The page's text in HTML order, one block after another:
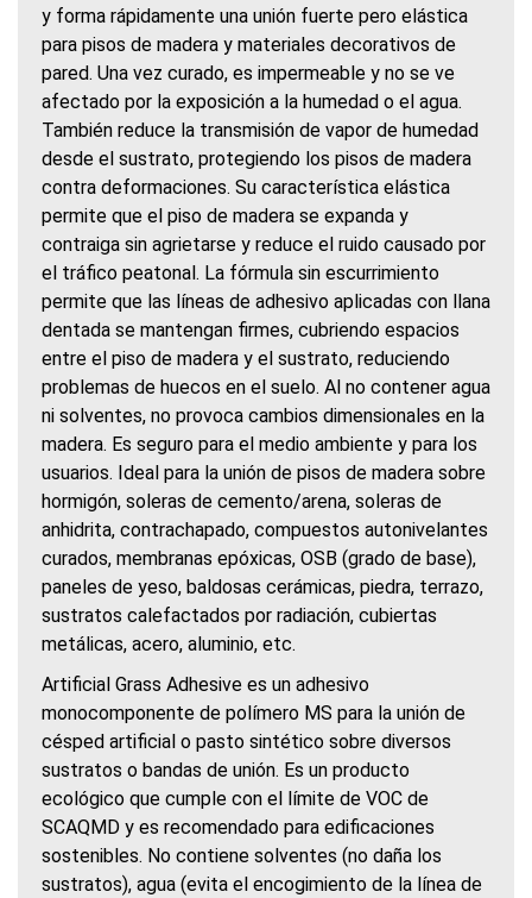
y forma rápidamente una unión fuerte pero elástica
para pisos de madera y materiales decorativos de
pared. Una vez curado, es impermeable y no se ve
afectado por la exposición a la humedad o el agua.
También reduce la transmisión de vapor de humedad
desde el sustrato, protegiendo los pisos de madera
contra deformaciones. Su característica elástica
permite que el piso de madera se expanda y
contraiga sin agrietarse y reduce el ruido causado por
el tráfico peatonal. La fórmula sin escurrimiento
permite que las líneas de adhesivo aplicadas con llana
dentada se mantengan firmes, cubriendo espacios
entre el piso de madera y el sustrato, reduciendo
problemas de huecos en el suelo. Al no contener agua
ni solventes, no provoca cambios dimensionales en la
madera. Es seguro para el medio ambiente y para los
usuarios. Ideal para la unión de pisos de madera sobre
hormigón, soleras de cemento/arena, soleras de
anhidrita, contrachapado, compuestos autonivelantes
curados, membranas epóxicas, OSB (grado de base),
paneles de yeso, baldosas cerámicas, piedra, terrazo,
sustratos calefactados por radiación, cubiertas
metálicas, acero, aluminio, etc.
Artificial Grass Adhesive es un adhesivo
monocomponente de polímero MS para la unión de
césped artificial o pasto sintético sobre diversos
sustratos o bandas de unión. Es un producto
ecológico que cumple con el límite de VOC de
SCAQMD y es recomendado para edificaciones
sostenibles. No contiene solventes (no daña los
sustratos), agua (evita el encogimiento de la línea de